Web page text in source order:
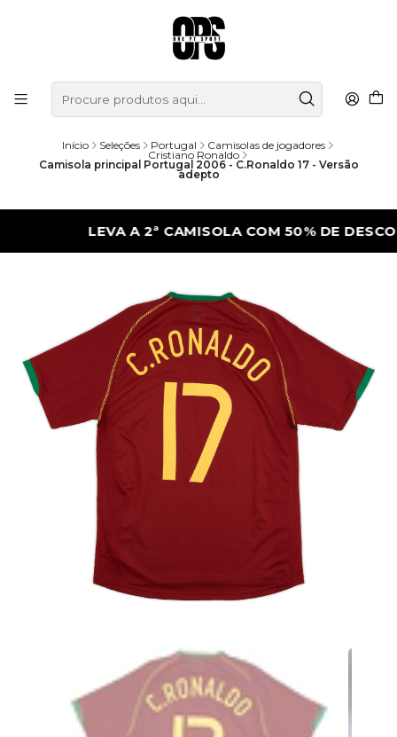
Início Seleções Portugal Camisolas de jogadores
Cristiano Ronaldo
Camisola principal Portugal 2006 - C.Ronaldo 17 - Versão
adepto
LEVA A 2ª CAMISOLA COM 50% DE DESCONTO